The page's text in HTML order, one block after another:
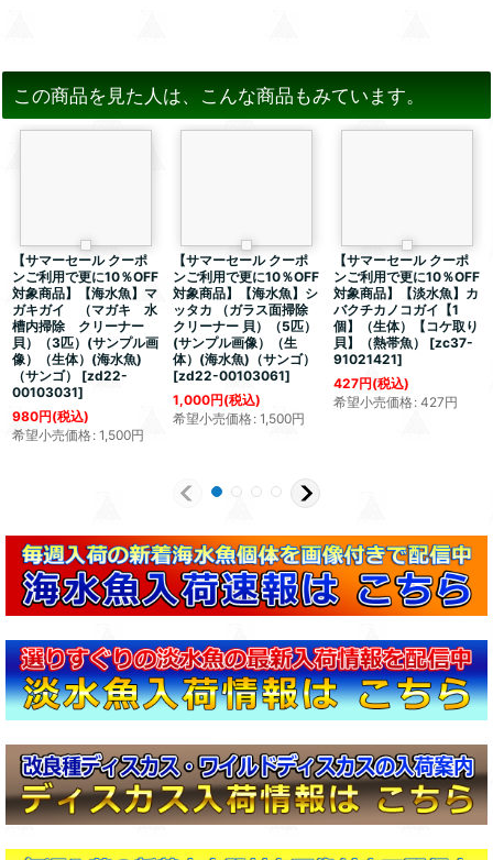
この商品を見た人は、こんな商品もみています。
【サマーセール クーポ
ンご利用で更に10％OFF
対象商品】【海水魚】マ
ガキガイ （マガキ 水
槽内掃除 クリーナー
貝）（3匹）(サンプル画
像）（生体）(海水魚)
（サンゴ）
[zd22-
00103031]
980円(税込)
希望小売価格: 1,500円
【サマーセール クーポ
ンご利用で更に10％OFF
対象商品】【海水魚】シ
ッタカ （ガラス面掃除
クリーナー 貝）（5匹）
(サンプル画像）（生
体）(海水魚)（サンゴ）
[zd22-00103061]
1,000円(税込)
希望小売価格: 1,500円
【サマーセール クーポ
ンご利用で更に10％OFF
対象商品】【淡水魚】カ
バクチカノコガイ【1
個】（生体）【コケ取り
貝】（熱帯魚）
[zc37-
91021421]
427円(税込)
希望小売価格: 427円